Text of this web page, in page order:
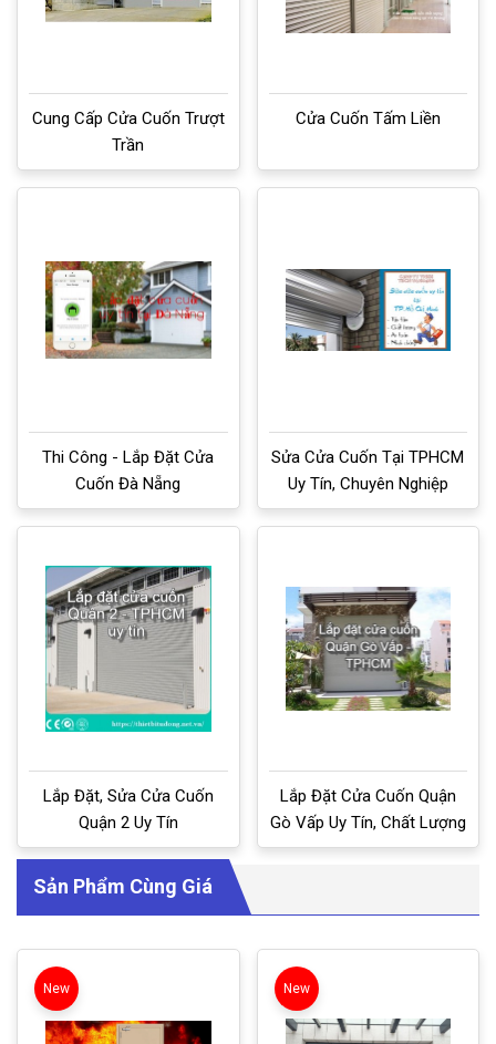
Cung Cấp Cửa Cuốn Trượt
Trần
Cửa Cuốn Tấm Liền
Thi Công - Lắp Đặt Cửa
Cuốn Đà Nẵng
Sửa Cửa Cuốn Tại TPHCM
Uy Tín, Chuyên Nghiệp
Lắp Đặt, Sửa Cửa Cuốn
Quận 2 Uy Tín
Lắp Đặt Cửa Cuốn Quận
Gò Vấp Uy Tín, Chất Lượng
Sản Phẩm Cùng Giá
New New